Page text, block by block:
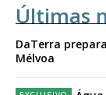
Últimas
DaTerra
Mélvoa